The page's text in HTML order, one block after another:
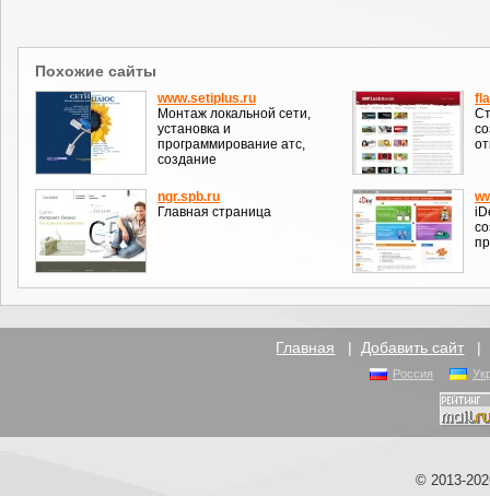
Похожие сайты
www.setiplus.ru
Монтаж локальной сети,
установка и
программирование атс,
создание
ngr.spb.ru
Главная страница
Главная | Добавить сайт |
Россия
© 2013-